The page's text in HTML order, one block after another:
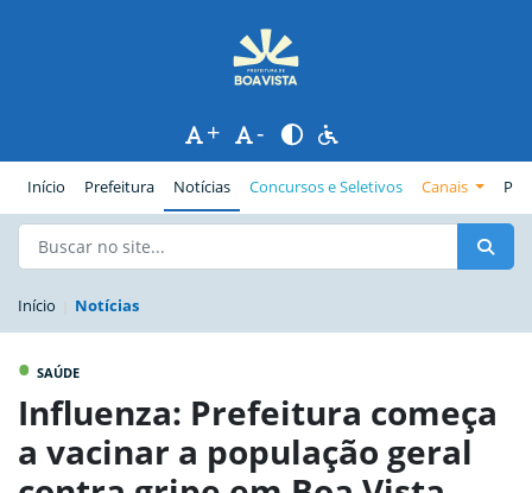
+ -
Início Prefeitura(página atual)
Notícias Concursos e Seletivos Canais
Início Notícias
• SAÚDE
Influenza: Prefeitura começa
a vacinar a população geral